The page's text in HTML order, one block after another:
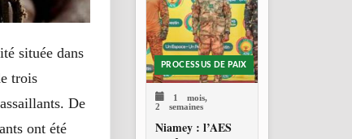
située dans
trois
De
ont été
PROCESSUS DE PAIX
1 mois,
2 semaines
Niamey : l’AES